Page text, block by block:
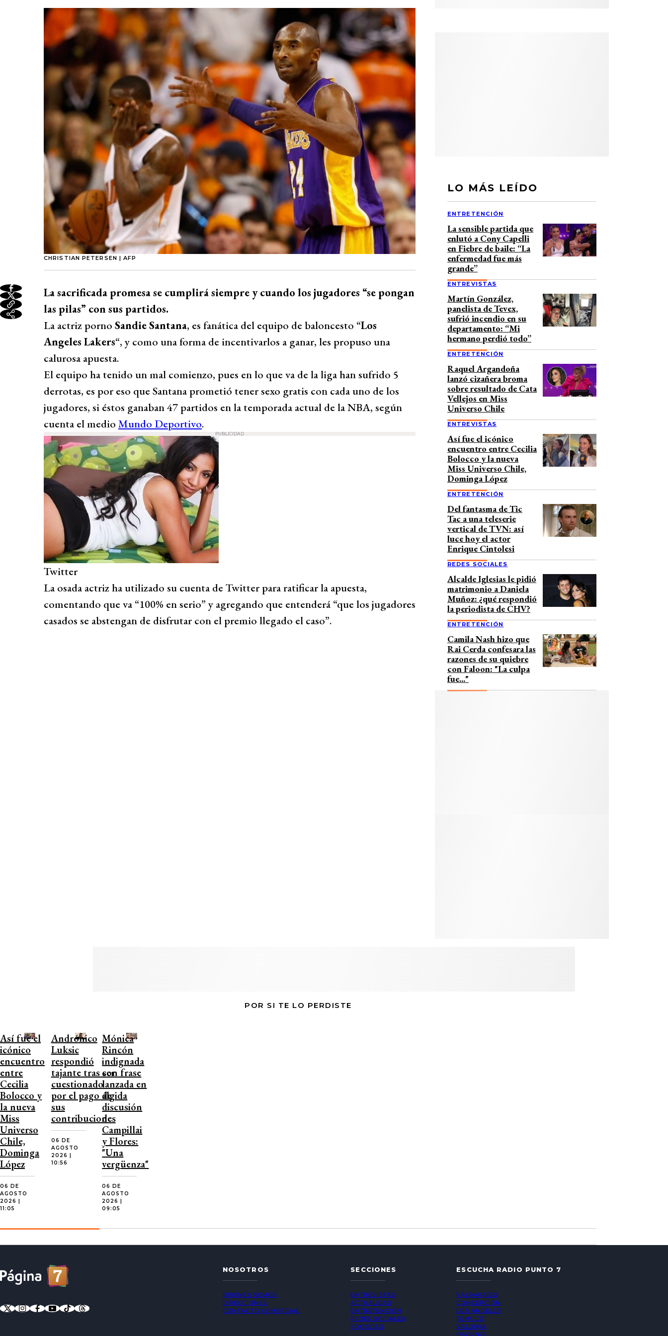
CHRISTIAN PETERSEN | AFP
La sacrificada promesa se cumplirá siempre y cuando los jugadores “se pongan
las pilas” con sus partidos.
La actriz porno Sandie Santana, es fanática del equipo de baloncesto “Los
Angeles Lakers“, y como una forma de incentivarlos a ganar, les propuso una
calurosa apuesta.
El equipo ha tenido un mal comienzo, pues en lo que va de la liga han sufrido 5
derrotas, es por eso que Santana prometió tener sexo gratis con cada uno de los
jugadores, si éstos ganaban 47 partidos en la temporada actual de la NBA, según
cuenta el medio Mundo Deportivo.
PUBLICIDAD
Twitter
La osada actriz ha utilizado su cuenta de Twitter para ratificar la apuesta,
comentando que va “100% en serio” y agregando que entenderá “que los jugadores
casados se abstengan de disfrutar con el premio llegado el caso”.
LO MÁS LEÍDO
ENTRETENCIÓN
La sensible partida que
enlutó a Cony Capelli
en Fiebre de baile: “La
enfermedad fue más
grande”
ENTREVISTAS
Martín González,
panelista de Tevex,
sufrió incendio en su
departamento: “Mi
hermano perdió todo”
ENTRETENCIÓN
Raquel Argandoña
lanzó cizañera broma
sobre resultado de Cata
Vellejos en Miss
Universo Chile
ENTREVISTAS
Así fue el icónico
encuentro entre Cecilia
Bolocco y la nueva
Miss Universo Chile,
Dominga López
ENTRETENCIÓN
Del fantasma de Tic
Tac a una teleserie
vertical de TVN: así
luce hoy el actor
Enrique Cintolesi
REDES SOCIALES
Alcalde Iglesias le pidió
matrimonio a Daniela
Muñoz: ¿qué respondió
la periodista de CHV?
ENTRETENCIÓN
Camila Nash hizo que
Rai Cerda confesara las
razones de su quiebre
con Faloon: "La culpa
fue..."
POR SI TE LO PERDISTE
Así fue el
icónico
encuentro
entre
Cecilia
Bolocco y
la nueva
Miss
Universo
Chile,
Dominga
López
06 DE
AGOSTO
2026 |
11:05
Andrónico
Luksic
respondió
tajante tras ser
cuestionado
por el pago de
sus
contribuciones
06 DE
AGOSTO
2026 |
10:56
Mónica
Rincón
indignada
con frase
lanzada en
álgida
discusión
de
Campillai
y Flores:
"Una
vergüenza"
06 DE
AGOSTO
2026 |
09:05
NOSOTROS
QUIÉNES SOMOS
DIRECCIONES
CONTACTO COMERCIAL
SECCIONES
ENTREVISTAS
ACTUALIDAD
ENTRETENCIÓN
REDES SOCIALES
SOCIEDAD
ESCUCHA RADIO PUNTO 7
VALPARAÍSO
CONCEPCIÓN
LOS ÁNGELES
TEMUCO
VALDIVIA
OSORNO